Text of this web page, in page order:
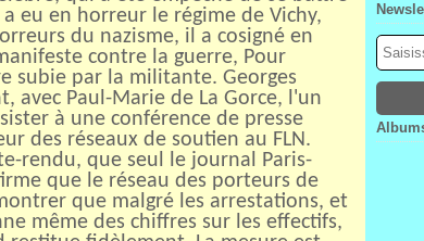
eu en horreur le régime de Vichy,
du nazisme, il a cosigné en
contre la guerre, Pour
subie par la militante. Georges
avec Paul-Marie de La Gorce, l'un
à une conférence de presse
des réseaux de soutien au FLN.
rendu, que seul le journal Paris-
que le réseau des porteurs de
que malgré les arrestations, et
même des chiffres sur les effectifs,
Mai
Juin
Mai
Juin
Mai